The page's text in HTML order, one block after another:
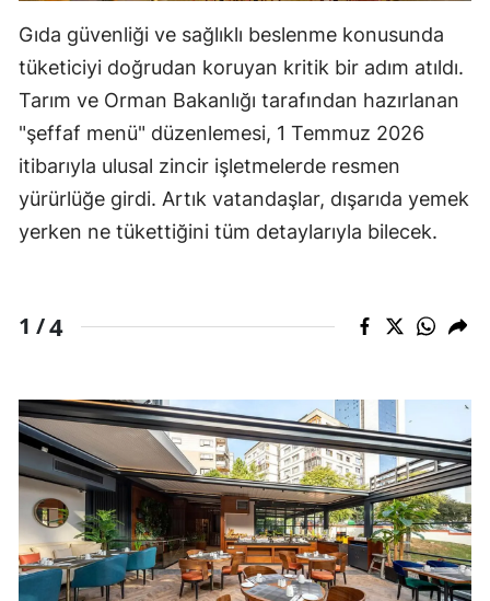
Gıda güvenliği ve sağlıklı beslenme konusunda
tüketiciyi doğrudan koruyan kritik bir adım atıldı.
Tarım ve Orman Bakanlığı tarafından hazırlanan
"şeffaf menü" düzenlemesi, 1 Temmuz 2026
itibarıyla ulusal zincir işletmelerde resmen
yürürlüğe girdi. Artık vatandaşlar, dışarıda yemek
yerken ne tükettiğini tüm detaylarıyla bilecek.
1 /4